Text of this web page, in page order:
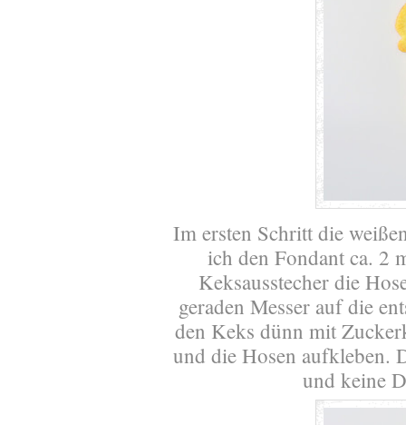
Im ersten Schritt die
ich den Fondant ca. 2
Keksausstecher die
geraden Messer auf die
den Keks dünn mit
und die Hosen aufkleben.
und keine